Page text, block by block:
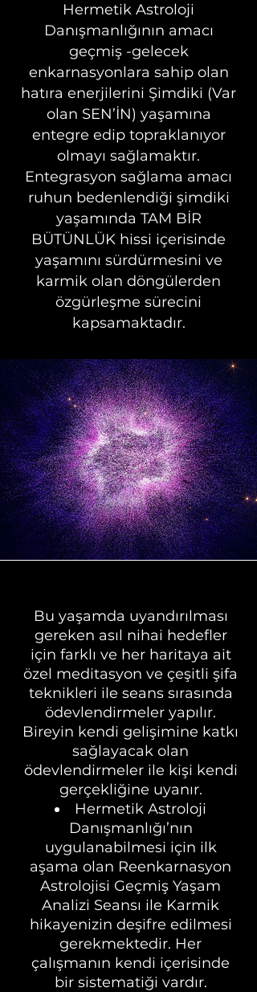
Hermetik Astroloji
Danışmanlığının amacı
geçmiş -gelecek
enkarnasyonlara sahip olan
hatıra enerjilerini Şimdiki (Var
olan SEN’İN) yaşamına
entegre edip topraklanıyor
olmayı sağlamaktır.
Entegrasyon sağlama amacı
ruhun bedenlendiği şimdiki
yaşamında TAM BİR
BÜTÜNLÜK hissi içerisinde
yaşamını sürdürmesini ve
karmik olan döngülerden
özgürleşme sürecini
kapsamaktadır.
Bu yaşamda uyandırılması
gereken asıl nihai hedefler
için farklı ve her haritaya ait
özel meditasyon ve çeşitli şifa
teknikleri ile seans sırasında
ödevlendirmeler yapılır.
Bireyin kendi gelişimine katkı
sağlayacak olan
ödevlendirmeler ile kişi kendi
gerçekliğine uyanır.
Hermetik Astroloji
Danışmanlığı’nın
uygulanabilmesi için ilk
aşama olan Reenkarnasyon
Astrolojisi Geçmiş Yaşam
Analizi Seansı ile Karmik
hikayenizin deşifre edilmesi
gerekmektedir. Her
çalışmanın kendi içerisinde
bir sistematiği vardır.